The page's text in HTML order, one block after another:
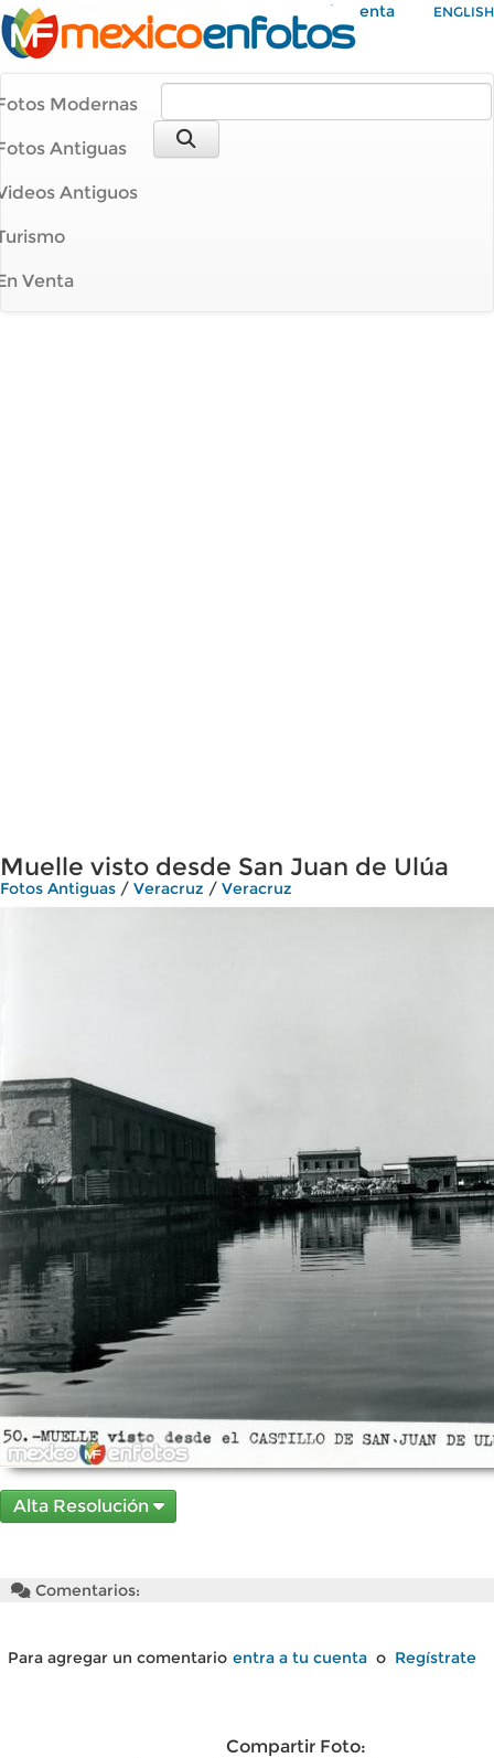
Mi Cuenta ENGLISH
Modernas
Antiguas
Antiguos
Venta
Muelle visto desde San Juan de Ulúa
Fotos Antiguas / Veracruz / Veracruz
Alta Resolución
Comentarios:
Para agregar un comentario entra a tu cuenta o Regístrate
Compartir Foto: